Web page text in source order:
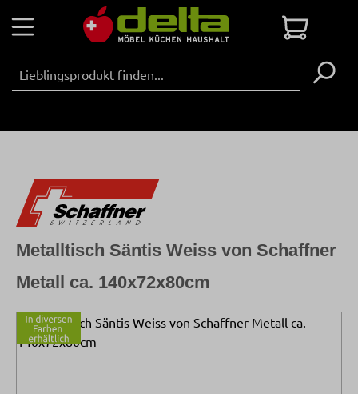
Zum Hauptinhalt springen
Bildergalerie überspringen
Metalltisch Säntis Weiss von Schaffner
Metall ca. 140x72x80cm